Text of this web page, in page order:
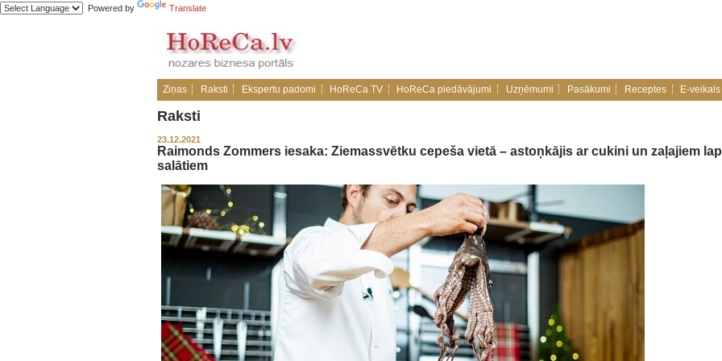
Powered by Translate
Ziņas Raksti Ekspertu padomi HoReCa TV HoReCa piedāvājumi Uzņēmumi Pasākumi Receptes E-veikals
Raksti
23.12.2021
Raimonds Zommers iesaka: Ziemassvētku cepeša vietā – astoņkājis ar cukini un zaļajiem
salātiem